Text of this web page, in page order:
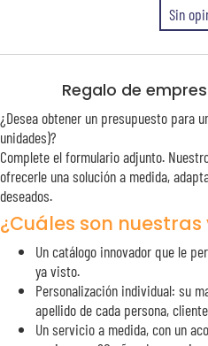
Sin
Regalo de
¿Desea obtener un presupuesto para
unidades)?
Complete el formulario adjunto.
ofrecerle una solución a medida,
deseados.
¿Cuáles son
Un catálogo innovador que le
ya visto.
Personalización individual: su
apellido de cada persona,
Un servicio a medida, con un